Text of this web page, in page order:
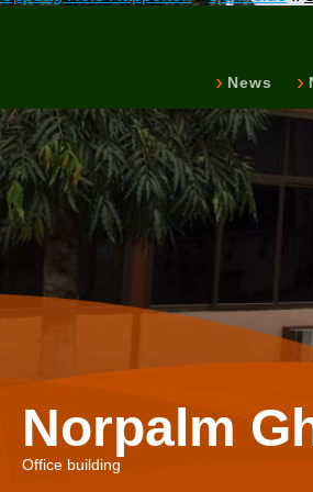
News
Norpalm
Office building